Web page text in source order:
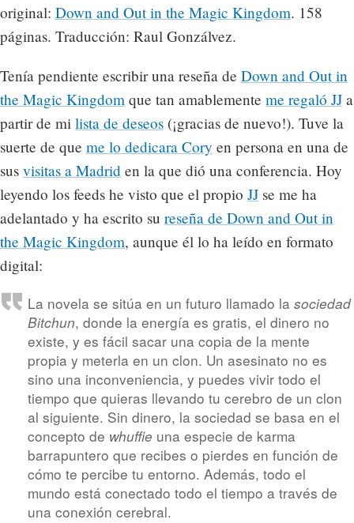
original: Down and Out in the Magic Kingdom. 158
páginas. Traducción: Raul Gonzálvez.
Tenía pendiente escribir una reseña de Down and Out in
the Magic Kingdom que tan amablemente me regaló JJ a
partir de mi lista de deseos (¡gracias de nuevo!). Tuve la
suerte de que me lo dedicara Cory en persona en una de
sus visitas a Madrid en la que dió una conferencia. Hoy
leyendo los feeds he visto que el propio JJ se me ha
adelantado y ha escrito su reseña de Down and Out in
the Magic Kingdom, aunque él lo ha leído en formato
digital:
La novela se sitúa en un futuro llamado la sociedad
Bitchun, donde la energía es gratis, el dinero no
existe, y es fácil sacar una copia de la mente
propia y meterla en un clon. Un asesinato no es
sino una inconveniencia, y puedes vivir todo el
tiempo que quieras llevando tu cerebro de un clon
al siguiente. Sin dinero, la sociedad se basa en el
concepto de whuffie una especie de karma
barrapuntero que recibes o pierdes en función de
cómo te percibe tu entorno. Además, todo el
mundo está conectado todo el tiempo a través de
una conexión cerebral.